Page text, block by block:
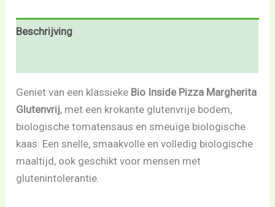
Beschrijving
Geniet van een klassieke Bio Inside Pizza Margherita
Glutenvrij, met een krokante glutenvrije bodem,
biologische tomatensaus en smeuïge biologische
kaas. Een snelle, smaakvolle en volledig biologische
maaltijd, ook geschikt voor mensen met
glutenintolerantie.